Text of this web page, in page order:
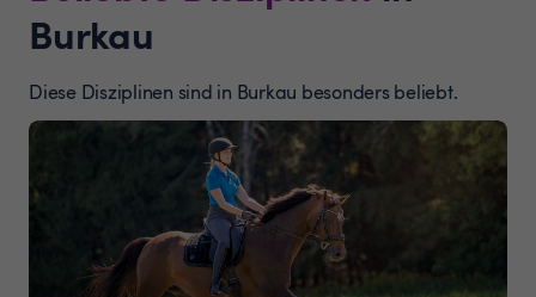
Burkau
Diese Disziplinen sind in Burkau besonders beliebt.